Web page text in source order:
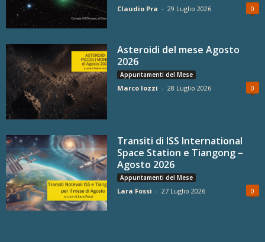
Claudio Pra - 29 Luglio 2026 0
Asteroidi del mese Agosto
2026
Appuntamenti del Mese
Marco Iozzi - 28 Luglio 2026 0
Transiti di ISS International
Space Station e Tiangong –
Agosto 2026
Appuntamenti del Mese
Lara Fossi - 27 Luglio 2026 0